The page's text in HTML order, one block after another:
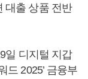
대출 상품 전반
일 디지털 지갑
드 2025’ 금융부